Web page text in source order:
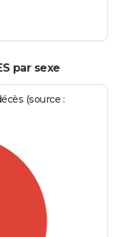
par sexe
(source :